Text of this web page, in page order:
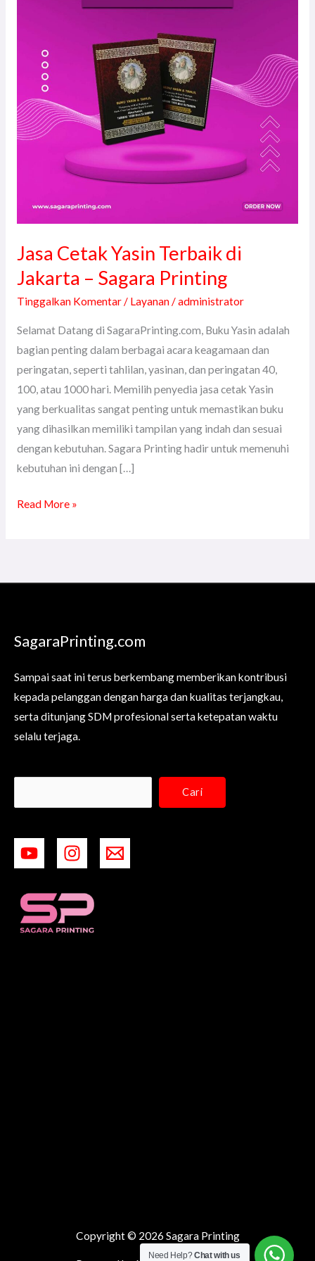
Jasa Cetak Yasin Terbaik di
Jakarta – Sagara Printing
Tinggalkan Komentar/ Layanan/administrator
Selamat Datang di SagaraPrinting.com, Buku Yasin adalah
bagian penting dalam berbagai acara keagamaan dan
peringatan, seperti tahlilan, yasinan, dan peringatan 40,
100, atau 1000 hari. Memilih penyedia jasa cetak Yasin
yang berkualitas sangat penting untuk memastikan buku
yang dihasilkan memiliki tampilan yang indah dan sesuai
dengan kebutuhan. Sagara Printing hadir untuk memenuhi
kebutuhan ini dengan […]
Jakarta
Sagara
Printing
Read More »
SagaraPrinting.com
Sampai saat ini terus berkembang memberikan kontribusi
kepada pelanggan dengan harga dan kualitas terjangkau,
serta ditunjang SDM profesional serta ketepatan waktu
selalu terjaga.
Cari
Copyright © 2026 Sagara Printing
Need Help?Chat with us